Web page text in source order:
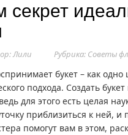
секрет
Лили Рубрика: Советы
букет – как одно
подхода. Создать
для этого есть целая
приблизиться к ней, и
помогут вам в этом,